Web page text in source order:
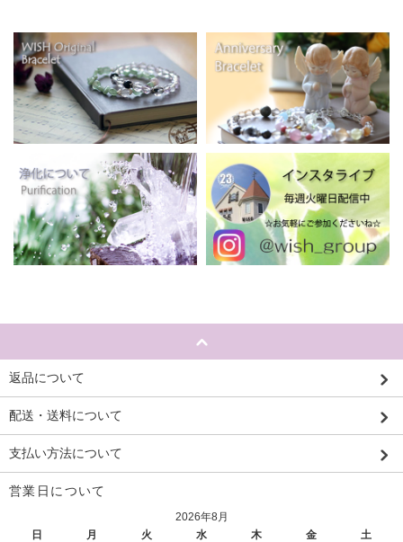
返品について
配送・送料について
支払い方法について
営業日について
2026年8月
日
月 火 水 木 金
土